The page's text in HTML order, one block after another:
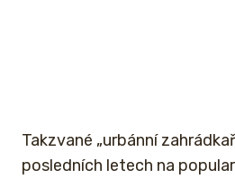
Takzvané „urbánní
posledních letech na